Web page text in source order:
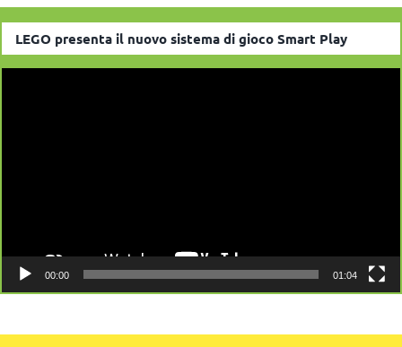
LEGO presenta il nuovo sistema di gioco Smart Play
00:00 01:04